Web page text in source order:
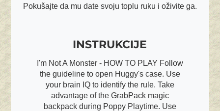
Pokušajte da mu date svoju toplu ruku i oživite ga.
INSTRUKCIJE
I'm Not A Monster - HOW TO PLAY Follow
the guideline to open Huggy's case. Use
your brain IQ to identify the rule. Take
advantage of the GrabPack magic
backpack during Poppy Playtime. Use